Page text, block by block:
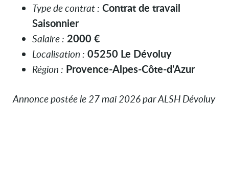
Type de contrat : Contrat de travail
Saisonnier
Salaire : 2000 €
Localisation : 05250 Le Dévoluy
Région : Provence-Alpes-Côte-d'Azur
Annonce postée le 27 mai 2026 par ALSH Dévoluy